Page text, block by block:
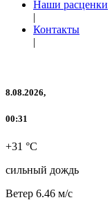
Наши расценки
|
Контакты
|
8.08.2026,
00:31
+31 °C
сильный дождь
Ветер 6.46 м/с